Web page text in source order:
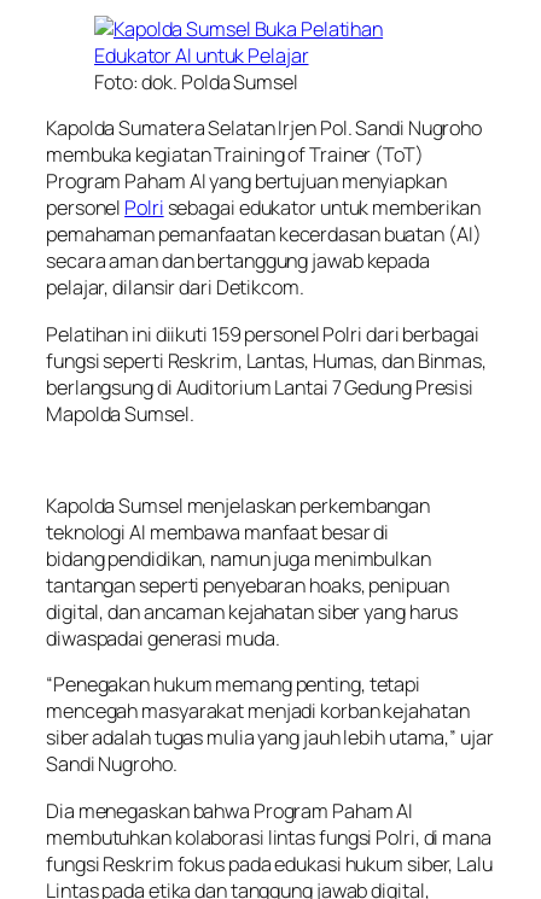
Foto: dok. Polda Sumsel
Kapolda Sumatera Selatan Irjen Pol. Sandi Nugroho
membuka kegiatan Training of Trainer (ToT)
Program Paham AI yang bertujuan menyiapkan
personel Polri sebagai edukator untuk memberikan
pemahaman pemanfaatan kecerdasan buatan (AI)
secara aman dan bertanggung jawab kepada
pelajar, dilansir dari Detikcom.
Pelatihan ini diikuti 159 personel Polri dari berbagai
fungsi seperti Reskrim, Lantas, Humas, dan Binmas,
berlangsung di Auditorium Lantai 7 Gedung Presisi
Mapolda Sumsel.
Kapolda Sumsel menjelaskan perkembangan
teknologi AI membawa manfaat besar di
bidang pendidikan, namun juga menimbulkan
tantangan seperti penyebaran hoaks, penipuan
digital, dan ancaman kejahatan siber yang harus
diwaspadai generasi muda.
“Penegakan hukum memang penting, tetapi
mencegah masyarakat menjadi korban kejahatan
siber adalah tugas mulia yang jauh lebih utama,” ujar
Sandi Nugroho.
Dia menegaskan bahwa Program Paham AI
membutuhkan kolaborasi lintas fungsi Polri, di mana
fungsi Reskrim fokus pada edukasi hukum siber, Lalu
Lintas pada etika dan tanggung jawab digital,